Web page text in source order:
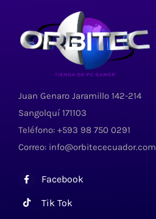
Juan Genaro Jaramillo 142-214
Sangolquí 171103
Teléfono: +593 98 750 0291
Correo: info@orbitececuador.com
Facebook
Tik Tok